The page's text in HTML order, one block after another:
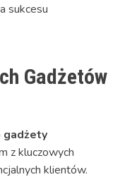
sukcesu
Gadżetów
gadżety
z kluczowych
klientów.